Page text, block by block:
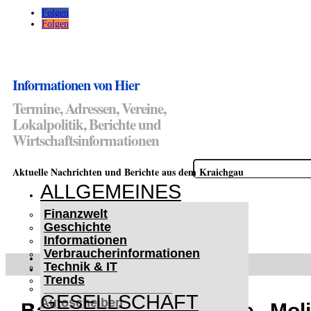
Folgen
Folgen
Informationen von Hier
Termine, Adressen, Vereine,
Lokalpolitik, Berichte und
Wirtschaftsinformationen
Suchen
nach:
Aktuelle Nachrichten und Berichte aus dem Kraichgau
ALLGEMEINES
Finanzwelt
Geschichte
Informationen
Verbraucherinformationen
Technik & IT
Trends
GESELLSCHAFT
WETTERWARNUNGEN
WINTER IM KRAICHGAU
Lifehacks für vereiste
Autoscheiben